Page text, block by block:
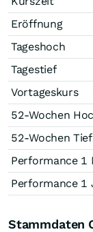
Eröffnung
Tageshoch
Tagestief
Vortageskurs
52-Wochen
52-Wochen Tief
Performance 1
Performance 1
Stammdaten